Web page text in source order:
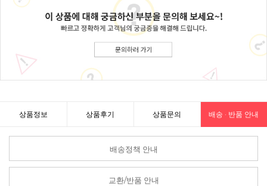
상품정보 상품후기 상품문의 배송 · 반품 안내
배송정책 안내
교환/반품 안내